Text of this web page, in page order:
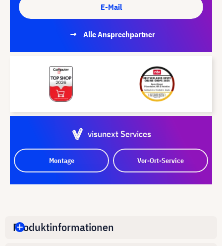
E-Mail
Alle Ansprechpartner
visunext Services
Montage Vor-Ort-Service
Produktinformationen